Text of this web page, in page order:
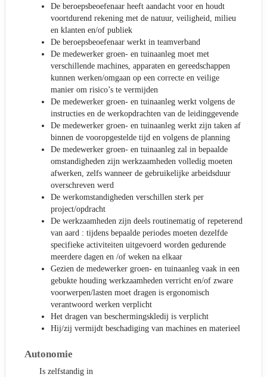
De beroepsbeoefenaar heeft aandacht voor en houdt
voortdurend rekening met de natuur, veiligheid, milieu
en klanten en/of publiek
De beroepsbeoefenaar werkt in teamverband
De medewerker groen- en tuinaanleg moet met
verschillende machines, apparaten en gereedschappen
kunnen werken/omgaan op een correcte en veilige
manier om risico’s te vermijden
De medewerker groen- en tuinaanleg werkt volgens de
instructies en de werkopdrachten van de leidinggevende
De medewerker groen- en tuinaanleg werkt zijn taken af
binnen de vooropgestelde tijd en volgens de planning
De medewerker groen- en tuinaanleg zal in bepaalde
omstandigheden zijn werkzaamheden volledig moeten
afwerken, zelfs wanneer de gebruikelijke arbeidsduur
overschreven werd
De werkomstandigheden verschillen sterk per
project/opdracht
De werkzaamheden zijn deels routinematig of repeterend
van aard : tijdens bepaalde periodes moeten dezelfde
specifieke activiteiten uitgevoerd worden gedurende
meerdere dagen en /of weken na elkaar
Gezien de medewerker groen- en tuinaanleg vaak in een
gebukte houding werkzaamheden verricht en/of zware
voorwerpen/lasten moet dragen is ergonomisch
verantwoord werken verplicht
Het dragen van beschermingskledij is verplicht
Hij/zij vermijdt beschadiging van machines en materieel
Autonomie
Is zelfstandig in